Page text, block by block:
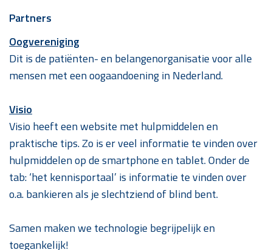
Partners
Oogvereniging
Dit is de patiënten- en belangenorganisatie voor alle
mensen met een oogaandoening in Nederland.
Visio
Visio heeft een website met hulpmiddelen en
praktische tips. Zo is er veel informatie te vinden over
hulpmiddelen op de smartphone en tablet. Onder de
tab: ‘het kennisportaal’ is informatie te vinden over
o.a. bankieren als je slechtziend of blind bent.
Samen maken we technologie begrijpelijk en
toegankelijk!